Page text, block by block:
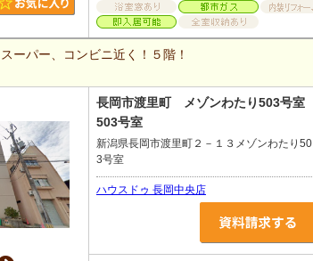
スーパー、コンビニ近く！５階！
長岡市渡里町 メゾンわたり503号室
503号室
新潟県長岡市渡里町２－１３メゾンわたり50
3号室
ハウスドゥ 長岡中央店